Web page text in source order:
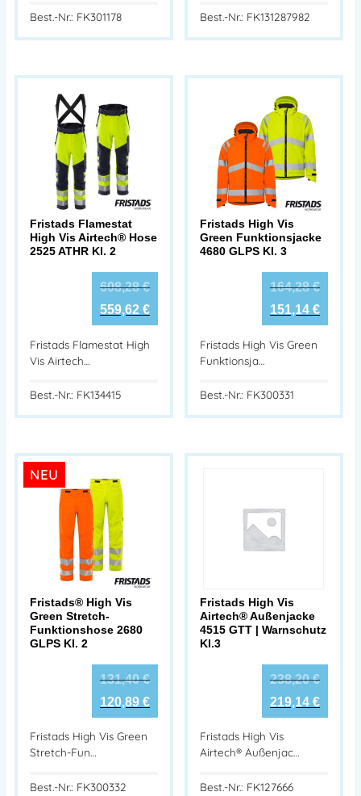
Best.-Nr.: FK301178 Best.-Nr.: FK131287982
Fristads Flamestat
High Vis Airtech® Hose
2525 ATHR Kl. 2
608,28€
559,62 €
Fristads Flamestat High
Vis Airtech…
Best.-Nr.: FK134415
Fristads High Vis
Green Funktionsjacke
4680 GLPS Kl. 3
164,28€
151,14 €
Fristads High Vis Green
Funktionsja…
Best.-Nr.: FK300331
NEU
Fristads® High Vis
Green Stretch-
Funktionshose 2680
GLPS Kl. 2
131,40€
120,89 €
Fristads High Vis Green
Stretch-Fun…
Best.-Nr.: FK300332
Fristads High Vis
Airtech® Außenjacke
4515 GTT | Warnschutz
Kl.3
238,20€
219,14 €
Fristads High Vis
Airtech® Außenjac…
Best.-Nr.: FK127666